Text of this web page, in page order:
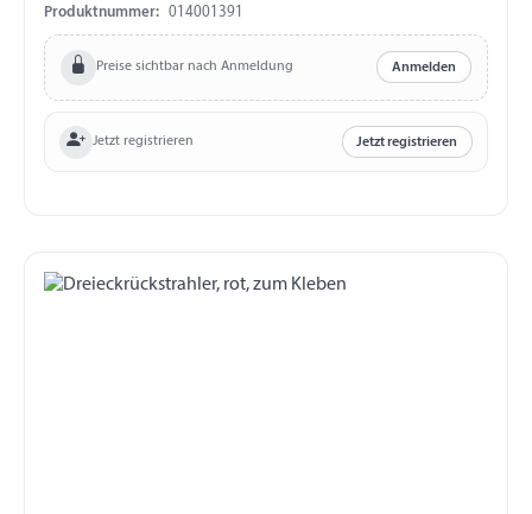
Produktnummer: 014001391
Preise sichtbar nach Anmeldung Anmelden
Jetzt registrieren Jetzt registrieren